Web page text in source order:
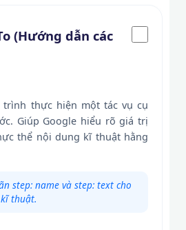
(Hướng dẫn các
trình thực hiện một tác vụ cụ
Giúp Google hiểu rõ giá trị
thể nội dung kĩ thuật hằng
step: name và step: text cho
thuật.